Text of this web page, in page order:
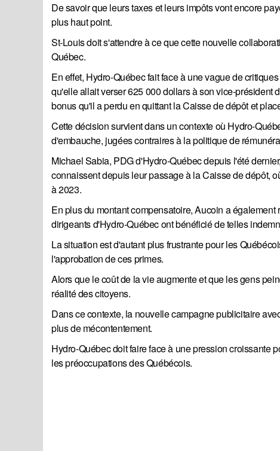
De savoir que leurs taxes et leurs impôts vont encore
plus haut point.
St-Louis doit s'attendre à ce que cette nouvelle
Québec.
En effet, Hydro-Québec fait face à une vague de
qu'elle allait verser 625 000 dollars à son vice-président
bonus qu'il a perdu en quittant la Caisse de dépôt et
Cette décision survient dans un contexte où Hydro-
d'embauche, jugées contraires à la politique de
Michael Sabia, PDG d'Hydro-Québec depuis l'été
connaissent depuis leur passage à la Caisse de dépôt,
à 2023.
En plus du montant compensatoire, Aucoin a
dirigeants d'Hydro-Québec ont bénéficié de telles
La situation est d'autant plus frustrante pour les
l'approbation de ces primes.
Alors que le coût de la vie augmente et que les gens
réalité des citoyens.
Dans ce contexte, la nouvelle campagne publicitaire
plus de mécontentement.
Hydro-Québec doit faire face à une pression croissante
les préoccupations des Québécois.